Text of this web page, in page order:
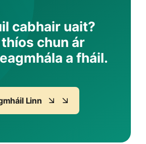
cabhair uait?
chun ár
a fháil.
Linn